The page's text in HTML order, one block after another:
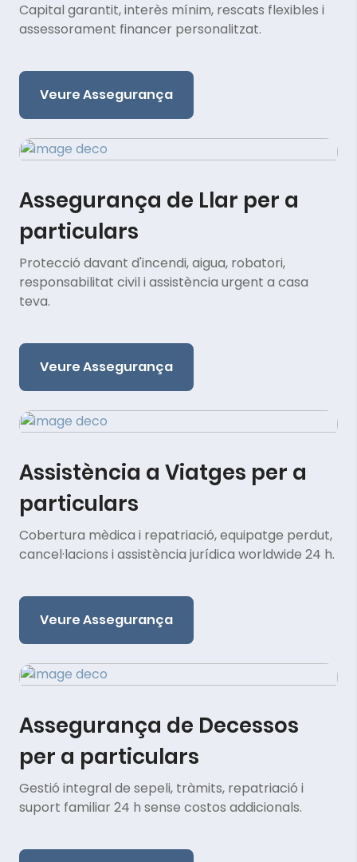
Capital garantit, interès mínim, rescats flexibles i
assessorament financer personalitzat.
Veure Assegurança
Assegurança de Llar per a
particulars
Protecció davant d'incendi, aigua, robatori,
responsabilitat civil i assistència urgent a casa
teva.
Veure Assegurança
Assistència a Viatges per a
particulars
Cobertura mèdica i repatriació, equipatge perdut,
cancel·lacions i assistència jurídica worldwide 24 h.
Veure Assegurança
Assegurança de Decessos
per a particulars
Gestió integral de sepeli, tràmits, repatriació i
suport familiar 24 h sense costos addicionals.